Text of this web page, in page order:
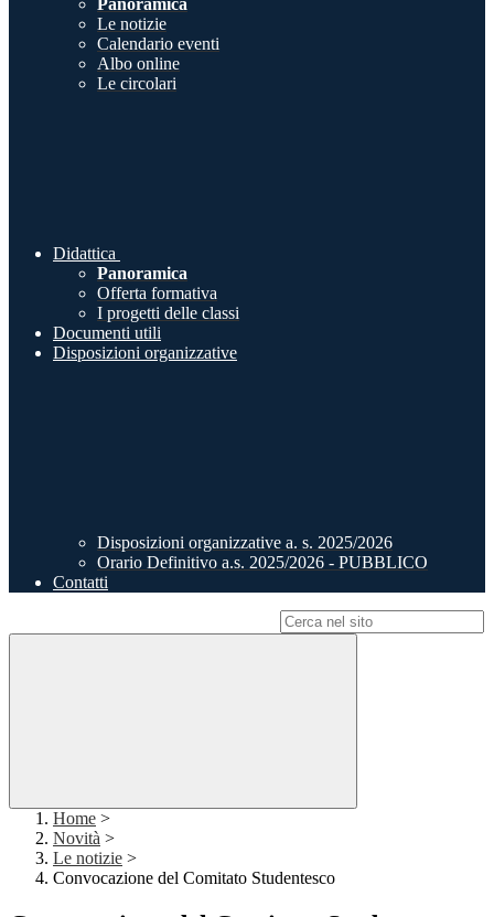
Panoramica
Le notizie
Calendario eventi
Albo online
Le circolari
Didattica
Panoramica
Offerta formativa
I progetti delle classi
Documenti utili
Disposizioni organizzative
Disposizioni organizzative a. s. 2025/2026
Orario Definitivo a.s. 2025/2026 - PUBBLICO
Contatti
Home >
Novità >
Le notizie >
Convocazione del Comitato Studentesco